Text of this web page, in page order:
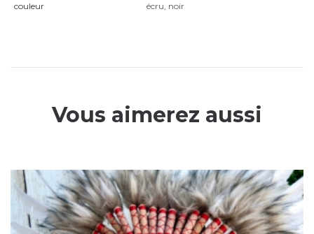
couleur écru, noir
Vous aimerez aussi